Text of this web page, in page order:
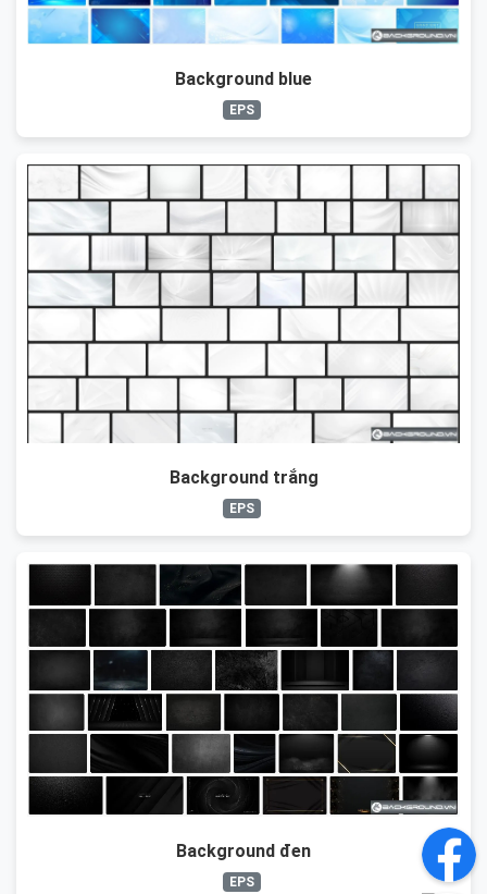
Background blue
EPS
Background trắng
EPS
Background đen
EPS